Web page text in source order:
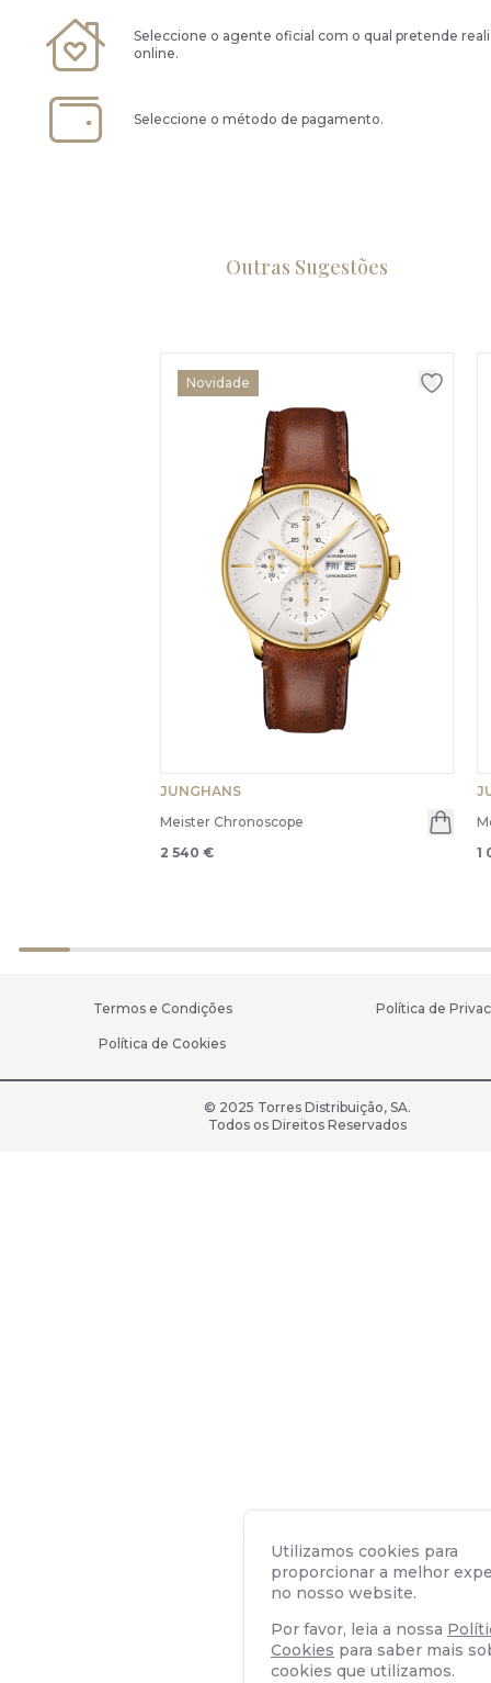
Seleccione o agente oficial com o qual pretende
online.
Seleccione o método de pagamento.
Outras Sugestões
Novidade
JUNGHANS
Meister Chronoscope
2 540 €
1
Termos e Condições Política de
Política de Cookies
© 2025 Torres Distribuição, SA.
Todos os Direitos Reservados
Utilizamos cookies para
proporcionar a melhor
no nosso website.
Por favor, leia a nossa
Cookies para saber mais
cookies que utilizamos.